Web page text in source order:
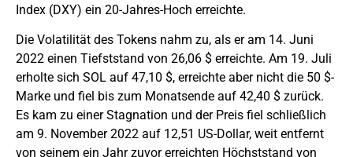
Index (DXY) ein 20-Jahres-Hoch erreichte.
Die Volatilität des Tokens nahm zu, als er am 14. Juni
2022 einen Tiefststand von 26,06 $ erreichte. Am 19. Juli
erholte sich SOL auf 47,10 $, erreichte aber nicht die 50 $-
Marke und fiel bis zum Monatsende auf 42,40 $ zurück.
Es kam zu einer Stagnation und der Preis fiel schließlich
am 9. November 2022 auf 12,51 US-Dollar, weit entfernt
von seinem ein Jahr zuvor erreichten Höchststand von